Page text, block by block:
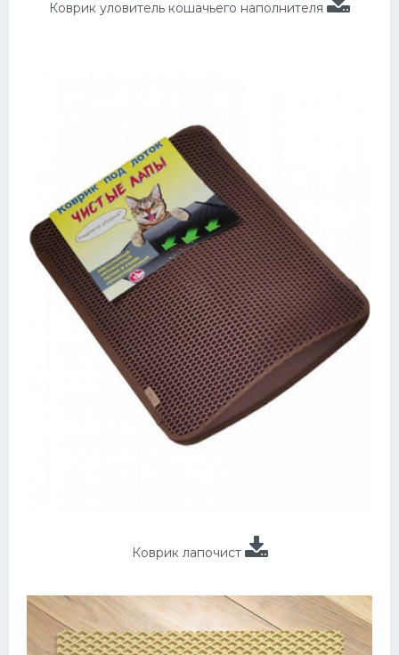
Коврик уловитель кошачьего наполнителя
Коврик лапочист